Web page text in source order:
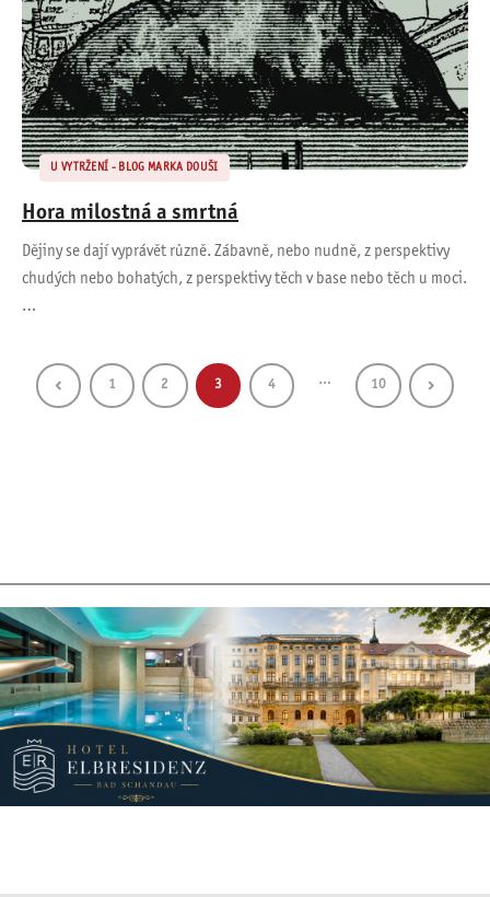
U VYTRŽENÍ - BLOG MARKA DOUŠI
Hora milostná a smrtná
Dějiny se dají vyprávět různě. Zábavně, nebo nudně, z perspektivy
chudých nebo bohatých, z perspektivy těch v base nebo těch u moci.
…
1 2 3 4 … 10